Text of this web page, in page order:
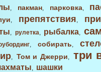
, пакман, парковка,
, препятствия,
, рулетка, рыбалка,
, собирать,
,Том и Джерри, три
, шашки